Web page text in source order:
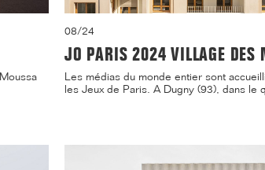
08/24
JO PARIS 2024 VILLAGE DES
Les médias du monde entier sont
les Jeux de Paris. A Dugny (93), dans le